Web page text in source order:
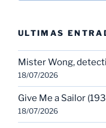
ULTIMAS
Mister Wong,
18/07/2026
Give Me a Sailor
18/07/2026